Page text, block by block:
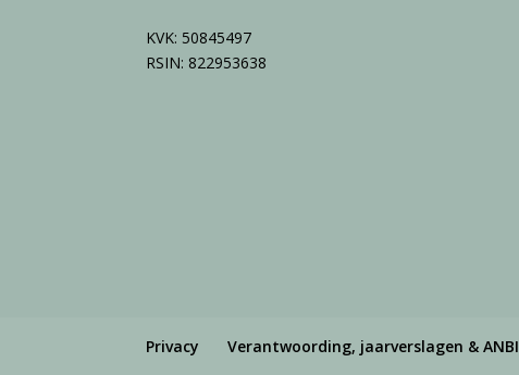
KVK: 50845497
RSIN: 822953638
Privacy Verantwoording, jaarverslagen & ANBI